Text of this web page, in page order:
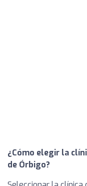
¿Cómo elegir la
de Órbigo?